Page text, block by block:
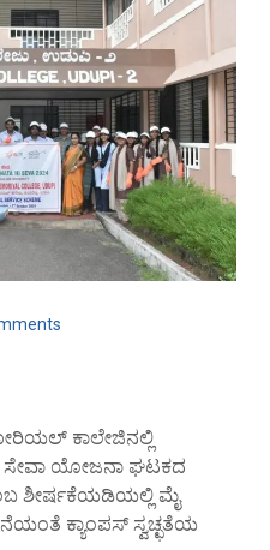
ಕಾಲೇಜಿನಲ್ಲಿ
ಸೇವಾ ಯೋಜನಾ ಘಟಕದ
ಶೀರ್ಷಕೆಯಡಿಯಲ್ಲಿ ಮೈ
ಕ್ಯಾಂಪಸ್ ಸ್ವಚ್ಛತೆಯ